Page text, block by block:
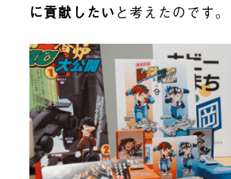
に貢献したい と考えたのです。